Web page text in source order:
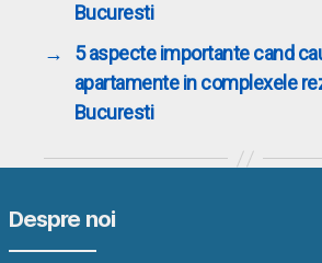
Bucuresti
→
5 aspecte importante cand
apartamente in complexele
Bucuresti
Despre noi